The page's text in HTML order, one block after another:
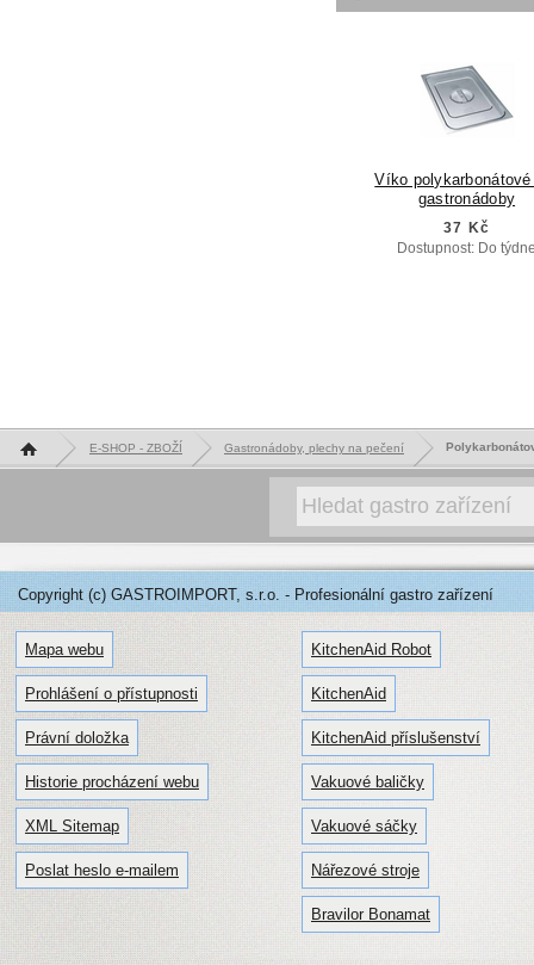
Víko polykarbonátové
gastronádoby
37 Kč
Dostupnost: Do
Hlavní stránka E-SHOP - ZBOŽÍ Gastronádoby, plechy na pečení
Copyright (c) GASTROIMPORT, s.r.o. - Profesionální gastro zařízení
Mapa webu
Prohlášení o přístupnosti
Právní doložka
Historie procházení webu
XML Sitemap
Poslat heslo e-mailem
KitchenAid Robot
KitchenAid
KitchenAid příslušenství
Vakuové baličky
Vakuové sáčky
Nářezové stroje
Bravilor Bonamat